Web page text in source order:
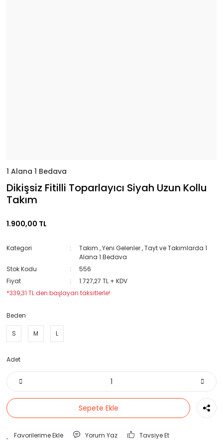
1 Alana 1 Bedava
Dikişsiz Fitilli Toparlayıcı Siyah Uzun Kollu
Takım
1.900,00 TL
Kategori Takım ,Yeni Gelenler ,Tayt ve Takımlarda 1
Alana 1 Bedava
Stok Kodu
556
Fiyat
1.727,27 TL + KDV
*339,31 TL den başlayan taksitlerle!
Beden
S M L
Adet
Sepete Ekle
Yorum Yaz Tavsiye Et